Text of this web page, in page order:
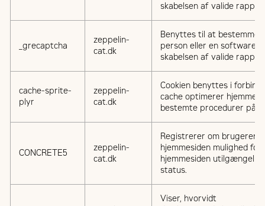
skabelsen af valide
_grecaptcha
zeppelin-
cat.dk
Benyttes til at bestemme,
person eller en software-
skabelsen af valide
cache-sprite-
plyr
zeppelin-
cat.dk
Cookien benyttes i
cache optimerer
bestemte procedurer på
CONCRETE5
zeppelin-
cat.dk
Registrerer om brugeren
hjemmesiden mulighed
hjemmesiden
status.
Viser, hvorvidt